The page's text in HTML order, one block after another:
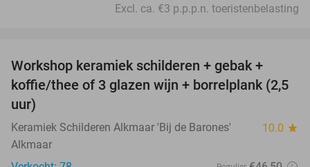
Excl. ca. €3 p.p.p.n. toeristenbelasting
Workshop keramiek schilderen + gebak +
koffie/thee of 3 glazen wijn + borrelplank (2,5
uur)
Keramiek Schilderen Alkmaar 'Bij de Barones' 10.0 star
Alkmaar